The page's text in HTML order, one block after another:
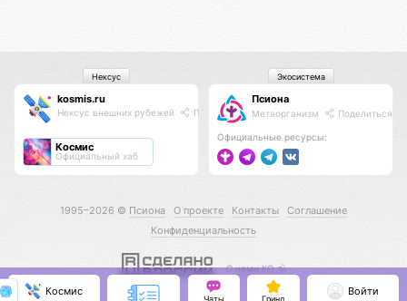
kosmis.ru
Нексус внешних рубежей Поделиться
Космис
Официальный хаб
Нексус
Псиона
Метаорганизм Поделиться
Официальные ресурсы:
Экосистема
1995–2026 © Псиона О проекте Контакты
Соглашение
Конфиденциальность
С нами КО 🕉️
Космис
Чаты Гринд
Войти